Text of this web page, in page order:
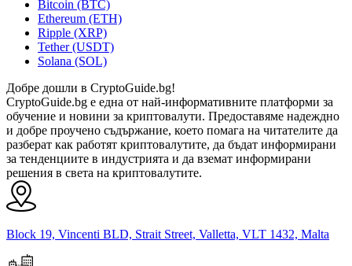
Bitcoin (BTC)
Ethereum (ETH)
Ripple (XRP)
Tether (USDT)
Solana (SOL)
Добре дошли в CryptoGuide.bg!
CryptoGuide.bg е една от най-информативните платформи за
обучение и новини за криптовалути. Предоставяме надеждно
и добре проучено съдържание, което помага на читателите да
разберат как работят криптовалутите, да бъдат информирани
за тенденциите в индустрията и да вземат информирани
решения в света на криптовалутите.
Block 19, Vincenti BLD, Strait Street, Valletta, VLT 1432, Malta